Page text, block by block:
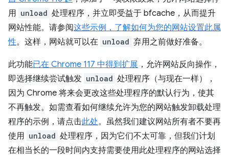
用 unload 处理程序，并立即受益于 bfcache，从而提升
网站性能。请参阅这些示例，了解如何为您的网站设置此属
性。这样，网站就可以在 unload 弃用之前做好准备。
此功能已在 Chrome 117 中得到扩展 ，允许网站反向操作，
即选择继续尝试触发 unload 处理程序（与现在一样），
因为 Chrome 将来会更改这些处理程序的默认行为，使其
不再触发。如需查看如何继续允许为您的网站触发卸载处理
程序的示例，请点击此处。虽然我们建议网站所有者不要再
使用 unload 处理程序，因为它们不太可靠，但我们计划
在相当长的一段时间内支持需要使用此处理程序的网站选择